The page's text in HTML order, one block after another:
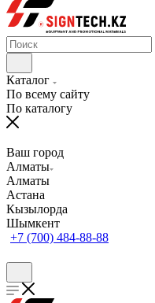
Каталог
По всему сайту
По каталогу
Ваш город
Алматы
Алматы
Астана
Кызылорда
Шымкент
+7 (700) 484-88-88